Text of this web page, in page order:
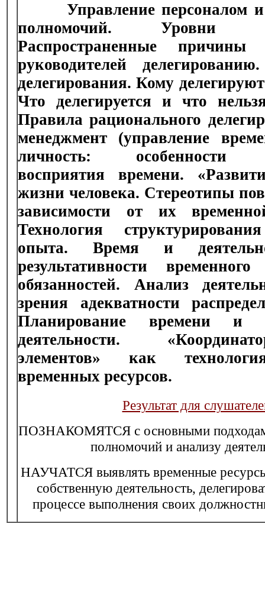
Управление персоналом и
полномочий. Уровни
Распространенные причины
руководителей
делегирования. Кому
Что делегируется и что
Правила рационального
менеджмент (управление
личность: особенности
восприятия времени.
жизни человека. Стереотипы
зависимости от их
Технология
опыта. Время и
результативности временного
обязанностей. Анализ
зрения адекватности
Планирование времени и
деятельности.
элементов» как
временных ресурсов.
Результат для
ПОЗНАКОМЯТСЯ с основными
полномочий и анализу
НАУЧАТСЯ выявлять временные
собственную деятельность,
процессе выполнения своих